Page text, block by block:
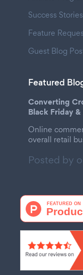
Success Stories
Feature
Guest Blog
Featured
Converting
Black Friday
Online
overall retail
Posted by